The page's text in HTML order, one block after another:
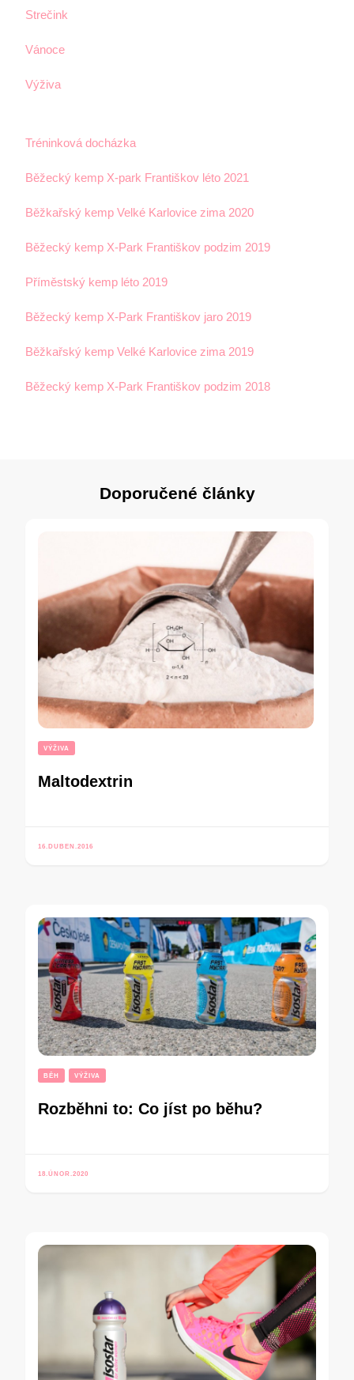
Strečink
Vánoce
Výživa
Tréninková docházka
Běžecký kemp X-park Františkov léto 2021
Běžkařský kemp Velké Karlovice zima 2020
Běžecký kemp X-Park Františkov podzim 2019
Příměstský kemp léto 2019
Běžecký kemp X-Park Františkov jaro 2019
Běžkařský kemp Velké Karlovice zima 2019
Běžecký kemp X-Park Františkov podzim 2018
Doporučené články
VÝŽIVA
Maltodextrin
16.DUBEN.2016
BĚH VÝŽIVA
Rozběhni to: Co jíst po běhu?
18.ÚNOR.2020